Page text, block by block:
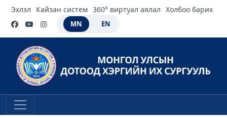
Эхлэл Кайзан систем 360° виртуал аялал Холбоо барих
MN EN